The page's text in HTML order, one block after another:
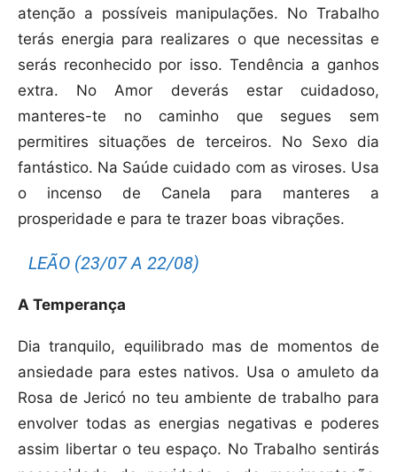
atenção a possíveis manipulações. No Trabalho
terás energia para realizares o que necessitas e
serás reconhecido por isso. Tendência a ganhos
extra. No Amor deverás estar cuidadoso,
manteres-te no caminho que segues sem
permitires situações de terceiros. No Sexo dia
fantástico. Na Saúde cuidado com as viroses. Usa
o incenso de Canela para manteres a
prosperidade e para te trazer boas vibrações.
LEÃO (23/07 A 22/08)
A Temperança
Dia tranquilo, equilibrado mas de momentos de
ansiedade para estes nativos. Usa o amuleto da
Rosa de Jericó no teu ambiente de trabalho para
envolver todas as energias negativas e poderes
assim libertar o teu espaço. No Trabalho sentirás